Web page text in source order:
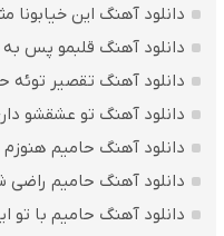
دانلود آهنگ این
دانلود آهنگ قلبمو پس
دانلود آهنگ تقصیر توئه
دانلود آهنگ تو عشقشو
دانلود آهنگ حامیم هنوزم
دانلود آهنگ حامیم
دانلود آهنگ حامیم با تو